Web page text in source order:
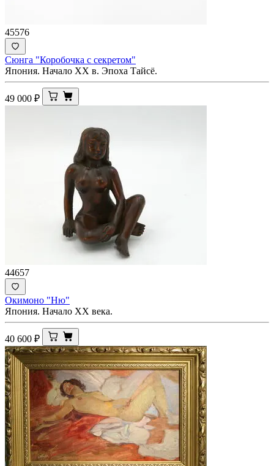
45576
Сюнга "Коробочка с секретом"
Япония. Начало XX в. Эпоха Тайсё.
49 000 ₽
44657
Окимоно "Ню"
Япония. Начало ХХ века.
40 600 ₽